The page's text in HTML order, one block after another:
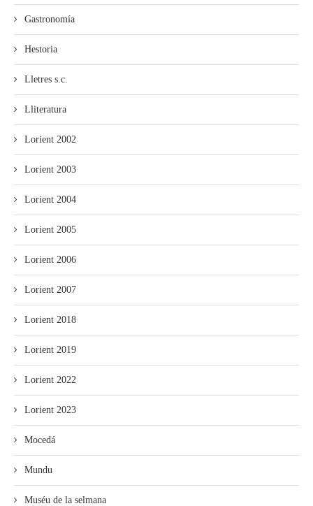
Gastronomía
Hestoria
Lletres s.c.
Lliteratura
Lorient 2002
Lorient 2003
Lorient 2004
Lorient 2005
Lorient 2006
Lorient 2007
Lorient 2018
Lorient 2019
Lorient 2022
Lorient 2023
Mocedá
Mundu
Muséu de la selmana